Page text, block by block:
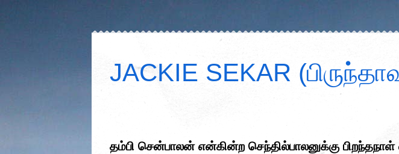
JACKIE SEKAR
தம்பி சென்பாலன் என்கின்ற செந்தில்பாலனுக்கு